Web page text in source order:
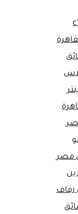
مصر
زفاف